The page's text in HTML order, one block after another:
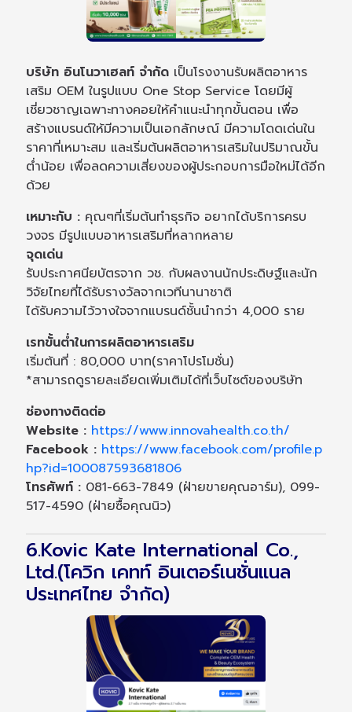
บริษัท อินโนวาเฮลท์ จำกัด เป็นโรงงานรับผลิตอาหาร
เสริม OEM ในรูปแบบ One Stop Service โดยมีผู้
เชี่ยวชาญเฉพาะทางคอยให้คำแนะนำทุกขั้นตอน เพื่อ
สร้างแบรนด์ให้มีความเป็นเอกลักษณ์ มีความโดดเด่นใน
ราคาที่เหมาะสม และเริ่มต้นผลิตอาหารเสริมในปริมาณขั้น
ต่ำน้อย เพื่อลดความเสี่ยงของผู้ประกอบการมือใหม่ได้อีก
ด้วย
เหมาะกับ : คุณๆที่เริ่มต้นทำธุรกิจ อยากได้บริการครบ
วงจร มีรูปแบบอาหารเสริมที่หลากหลาย
จุดเด่น
รับประกาศนียบัตรจาก วช. กับผลงานนักประดิษฐ์และนัก
วิจัยไทยที่ได้รับรางวัลจากเวทีนานาชาติ
ได้รับความไว้วางใจจากแบรนด์ชั้นนำกว่า 4,000 ราย
เรทขั้นต่ำในการผลิตอาหารเสริม
เริ่มต้นที่ : 80,000 บาท(ราคาโปรโมชั่น)
*สามารถดูรายละเอียดเพิ่มเติมได้ที่เว็บไซต์ของบริษัท
ช่องทางติดต่อ
Website : https://www.innovahealth.co.th/
Facebook : https://www.facebook.com/profile.p
hp?id=100087593681806
โทรศัพท์ : 081-663-7849 (ฝ่ายขายคุณอาร์ม), 099-
517-4590 (ฝ่ายซื้อคุณนิว)
6.Kovic Kate International Co.,
Ltd.(โควิก เคทท์ อินเตอร์เนชั่นแนล
ประเทศไทย จำกัด)